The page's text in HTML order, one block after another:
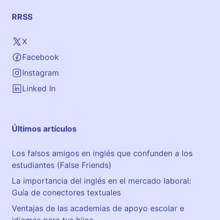
RRSS
X
Facebook
Instagram
Linked In
Últimos artículos
Los falsos amigos en inglés que confunden a los
estudiantes (False Friends)
La importancia del inglés en el mercado laboral:
Guía de conectores textuales
Ventajas de las academias de apoyo escolar e